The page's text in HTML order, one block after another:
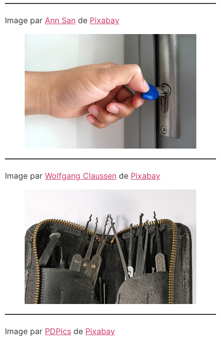
Image par Ann San de Pixabay
Image par Wolfgang Claussen de Pixabay
Image par PDPics de Pixabay